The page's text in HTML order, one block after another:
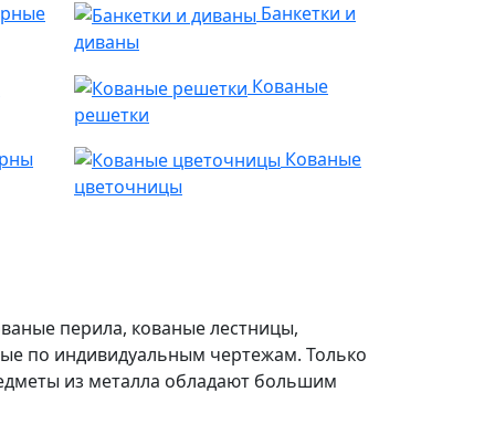
Банкетки и
диваны
Кованые
решетки
Кованые
цветочницы
перила, кованые лестницы,
по индивидуальным чертежам. Только
из металла обладают большим